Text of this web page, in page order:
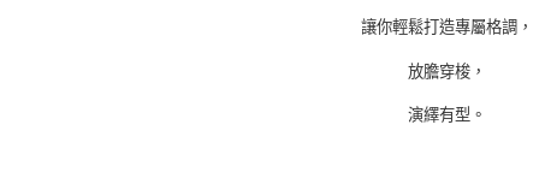
讓你輕鬆打造專屬格調，
放膽穿梭，
演繹有型。